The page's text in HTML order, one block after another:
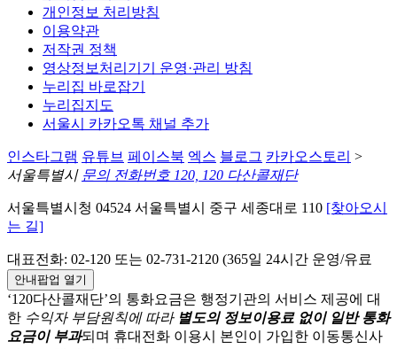
개인정보 처리방침
이용약관
저작권 정책
영상정보처리기기 운영·관리 방침
누리집 바로잡기
누리집지도
서울시 카카오톡 채널 추가
인스타그램 유튜브 페이스북 엑스 블로그 카카오스토리 >
서울특별시 문의 전화번호 120, 120 다산콜재단
서울특별시청 04524 서울특별시 중구 세종대로 110 [찾아오시
는 길]
대표전화: 02-120 또는 02-731-2120 (365일 24시간 운영/유료
안내팝업 열기
‘120다산콜재단’의 통화요금은 행정기관의 서비스 제공에 대
한 수익자 부담원칙에 따라 별도의 정보이용료 없이 일반 통화
요금이 부과되며 휴대전화 이용시 본인이 가입한 이동통신사